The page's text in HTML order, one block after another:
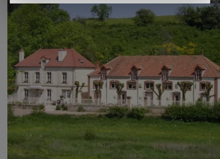
intrekken in de Cookieverklaring.
Kijk vooral rond en laat je inspireren. Voordat je dat doet,
informeren we je over het gebruik van
analytische en
functionele cookiesom je een optimale
gebruikerservaring te bieden. Ook plaatsen wij cookies
van derde partijen om gepersonaliseerde advertenties te
tonen en/of de inhoud van de advertenties op je
voorkeuren af te stemmen. Je kunt je voorkeuren
beheren via ‘Zelf instellen’. Klik je op ‘Accepteren en
doorgaan’ dan ga je akkoord met het gebruik van alle
cookies zoals omschreven in onzeCookieverklaring